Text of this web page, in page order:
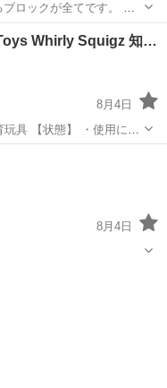
型はめ1つ不足、電話？
切れてます まだまだ遊べ
Whirly Squigz 知…
8月4日
用に伴
どございます ・詳細は現
8月4日